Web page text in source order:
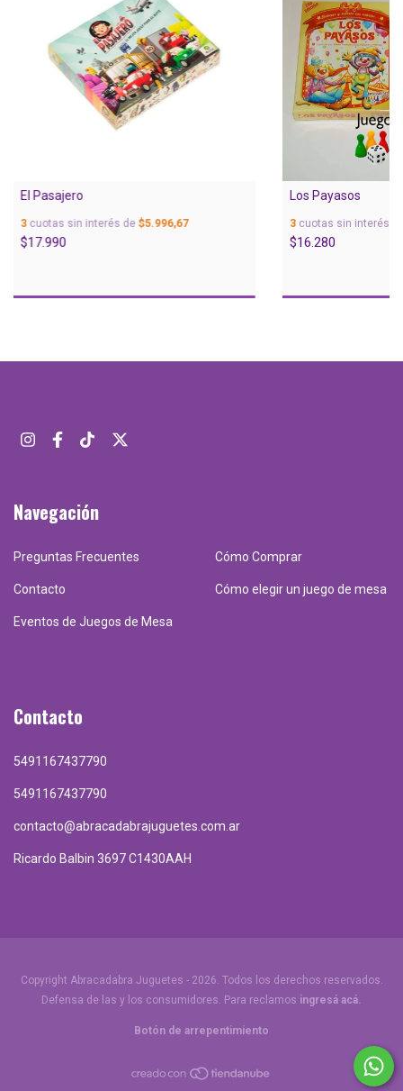
El Pasajero
3cuotas sin interés de$5.996,67
$17.990
Los Payasos
3cuotas sin interés
$16.280
Navegación
Preguntas Frecuentes Cómo Comprar
Contacto Cómo elegir un juego de mesa
Eventos de Juegos de Mesa
Contacto
5491167437790
5491167437790
contacto@abracadabrajuguetes.com.ar
Ricardo Balbin 3697 C1430AAH
Copyright Abracadabra Juguetes - 2026. Todos los derechos reservados.
Defensa de las y los consumidores. Para reclamos ingresá acá.
Botón de arrepentimiento